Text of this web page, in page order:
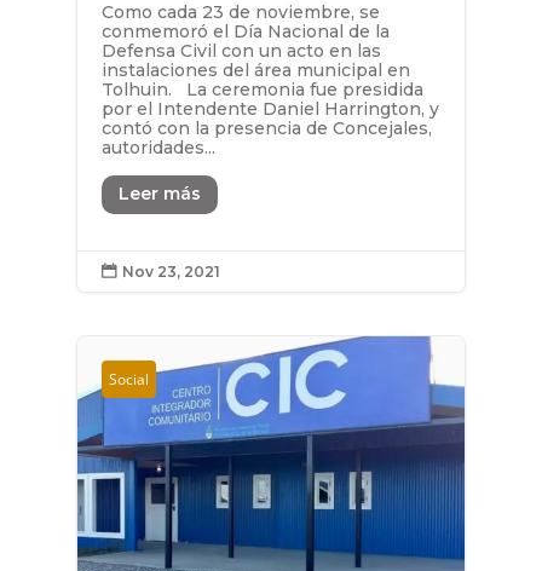
Como cada 23 de noviembre, se
conmemoró el Día Nacional de la
Defensa Civil con un acto en las
instalaciones del área municipal en
Tolhuin. La ceremonia fue presidida
por el Intendente Daniel Harrington, y
contó con la presencia de Concejales,
autoridades...
Leer más
 Nov 23, 2021
Social